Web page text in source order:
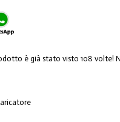
è già stato visto 108 volte!